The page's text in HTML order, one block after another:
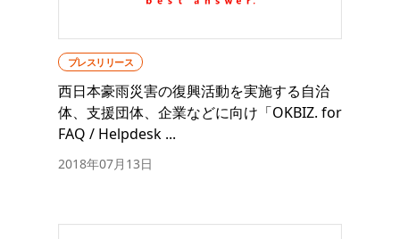
プレスリリース
西日本豪雨災害の復興活動を実施する自治
体、支援団体、企業などに向け「OKBIZ. for
FAQ / Helpdesk ...
2018年07月13日